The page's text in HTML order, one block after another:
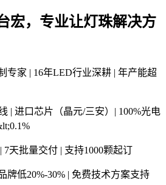
宏，专业让灯珠解决方
专家 | 16年LED行业深耕 | 年产能超
| 进口芯片（晶元/三安）| 100%光电
7天批量交付 | 支持1000颗起订
牌低20%-30% | 免费技术方案支持